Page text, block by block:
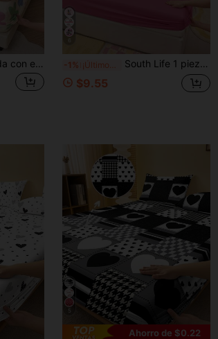
1 pieza Sábana ajustada con estampado floral de dibujos animados coloridos, ropa de cama, protector de colchón, cubierta de cama, decoración de habitación, a prueba de polvo, antideslizante, amigable con la piel, transpirable, suave y ligera, apta para cama individual/doble/queen/king, todas las estaciones, lavable a máquina, funda de almohada y funda de edredón no incluidas -1% South Life 1 pieza Sábana ajustada con estampado de dibujos animados de Disney (Funda de almohada no incluida), Cubierta de colchón amigable con la piel, Decoración de habitación, Ropa de cama con dibujos animados lindos, Protector de colchón suave y transpirable, Múltiples estilos, Adecuado para cama individual/doble/queen/king/California king, Lavable a máquina
$9.55
5
Ahorro de $0.22